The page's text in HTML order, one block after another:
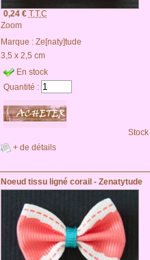
0,24 € T.T.C
Zoom
Marque : Ze[naty]tude
3,5 x 2,5 cm
En stock
Quantité :
Stock
+ de détails
Noeud tissu ligné corail - Zenatytude